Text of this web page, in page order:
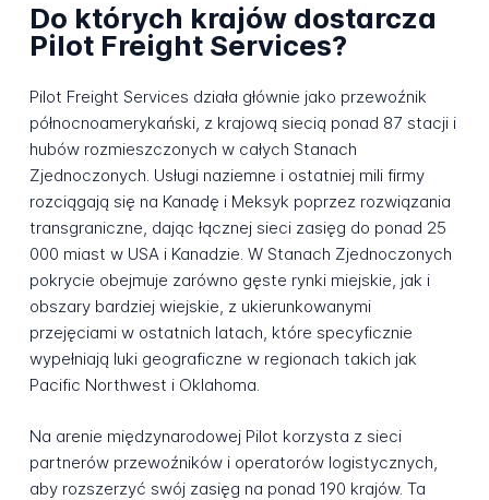
Do których krajów dostarcza
Pilot Freight Services?
Pilot Freight Services działa głównie jako przewoźnik
północnoamerykański, z krajową siecią ponad 87 stacji i
hubów rozmieszczonych w całych Stanach
Zjednoczonych. Usługi naziemne i ostatniej mili firmy
rozciągają się na Kanadę i Meksyk poprzez rozwiązania
transgraniczne, dając łącznej sieci zasięg do ponad 25
000 miast w USA i Kanadzie. W Stanach Zjednoczonych
pokrycie obejmuje zarówno gęste rynki miejskie, jak i
obszary bardziej wiejskie, z ukierunkowanymi
przejęciami w ostatnich latach, które specyficznie
wypełniają luki geograficzne w regionach takich jak
Pacific Northwest i Oklahoma.
Na arenie międzynarodowej Pilot korzysta z sieci
partnerów przewoźników i operatorów logistycznych,
aby rozszerzyć swój zasięg na ponad 190 krajów. Ta